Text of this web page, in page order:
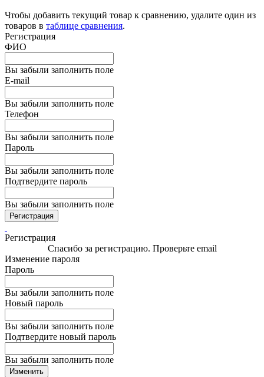
Чтобы добавить текущий товар к сравнению, удалите один из
товаров в таблице сравнения.
Регистрация
ФИО
Вы забыли заполнить поле
E-mail
Вы забыли заполнить поле
Телефон
Вы забыли заполнить поле
Пароль
Вы забыли заполнить поле
Подтвердите пароль
Вы забыли заполнить поле
Регистрация
Регистрация
Спасибо за регистрацию. Проверьте email
Изменение пароля
Пароль
Вы забыли заполнить поле
Новый пароль
Вы забыли заполнить поле
Подтвердите новый пароль
Вы забыли заполнить поле
Изменить